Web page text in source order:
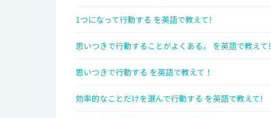
1つになって行動する を英語で教えて!
思いつきで行動することがよくある。 を英語で教えて!
思いつきで行動する を英語で教えて！
効率的なことだけを選んで行動する を英語で教えて!